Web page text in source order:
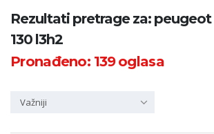
Kategorija
Županija
Rezultati pretrage za: peugeot
130 l3h2
Pronađeno: 139oglasa
Važniji